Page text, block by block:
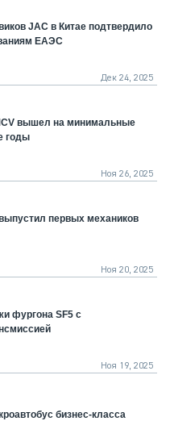
JAC в Китае подтвердило
ЕАЭС
Дек 24, 2025
вышел на минимальные
годы
Ноя 26, 2025
первых механиков
Ноя 20, 2025
фургона SF5 с
Ноя 19, 2025
бизнес-класса